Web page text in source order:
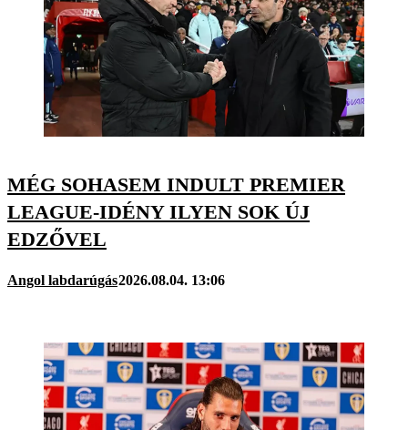
MÉG SOHASEM INDULT PREMIER
LEAGUE-IDÉNY ILYEN SOK ÚJ
EDZŐVEL
Angol labdarúgás2026.08.04. 13:06